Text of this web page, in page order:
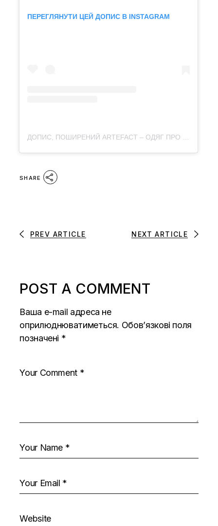
ПЕРЕГЛЯНУТИ ЦЕЙ ДОПИС В INSTAGRAM
ДОПИС, ПОШИРЕНИЙ ARTEFACT – ОДЯГ ПРО КУЛЬТУРУ (@ARTEFACT.MERCH)
SHARE
PREV ARTICLE NEXT ARTICLE
POST A COMMENT
Ваша e-mail адреса не
оприлюднюватиметься. Обов’язкові поля
позначені *